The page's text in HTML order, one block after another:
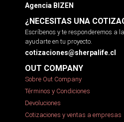
Agencia BIZEN
¿NECESITAS UNA
Escríbenos y te responderemos a
ayudarte en tu proyecto.
cotizaciones@sherpalife.cl
OUT COMPANY
Sobre Out Company
Términos y Condiciones
Devoluciones
Cotizaciones y ventas a empresas